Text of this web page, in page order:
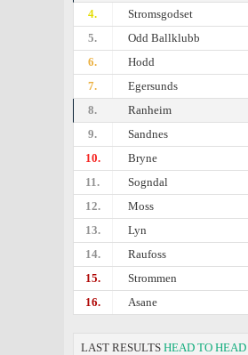
4.
Stromsgodset
5.
Odd Ballklubb
6.
Hodd
7.
Egersunds
8.
Ranheim
9.
Sandnes
10.
Bryne
11.
Sogndal
12.
Moss
13.
Lyn
14.
Raufoss
15.
Strommen
16.
Asane
LAST RESULTS HEAD TO HEAD